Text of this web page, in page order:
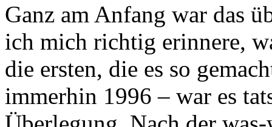
Ganz am Anfang war das
ich mich richtig erinnere,
die ersten, die es so
immerhin 1996 – war es